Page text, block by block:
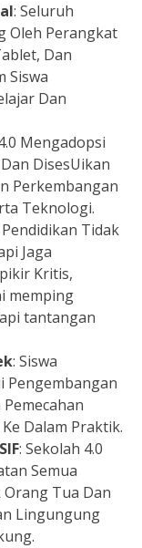
: Seluruh
Oleh Perangkat
Dan
Siswa
Dan
Mengadopsi
DisesUikan
Perkembangan
Teknologi.
Tidak
Jaga
Kritis,
memping
tantangan
: Siswa
Pengembangan
Dalam Praktik.
: Sekolah 4.0
Semua
Tua Dan
Lingungung